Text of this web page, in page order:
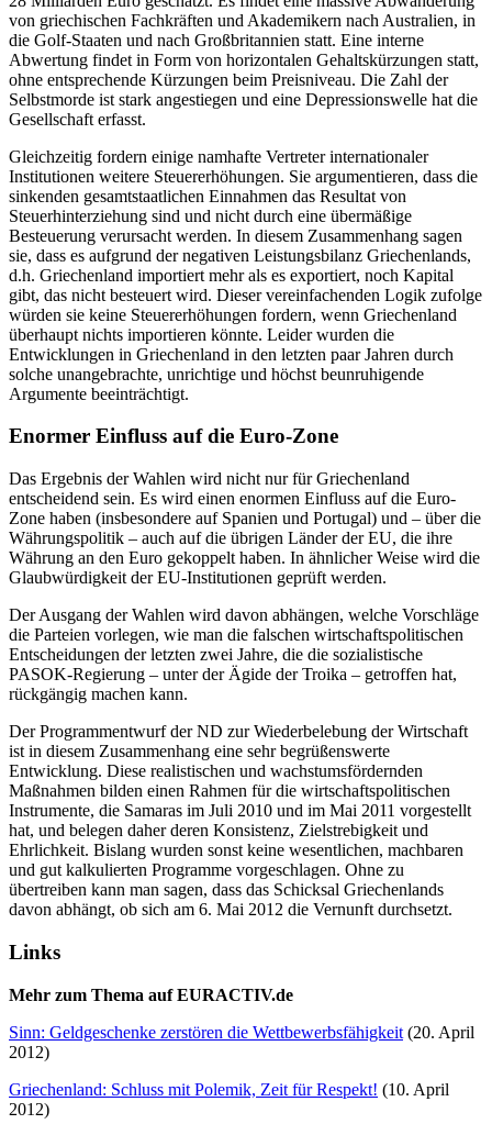
von griechischen Fachkräften und Akademikern nach Australien, in
die Golf-Staaten und nach Großbritannien statt. Eine interne
Abwertung findet in Form von horizontalen Gehaltskürzungen statt,
ohne entsprechende Kürzungen beim Preisniveau. Die Zahl der
Selbstmorde ist stark angestiegen und eine Depressionswelle hat die
Gesellschaft erfasst.
Gleichzeitig fordern einige namhafte Vertreter internationaler
Institutionen weitere Steuererhöhungen. Sie argumentieren, dass die
sinkenden gesamtstaatlichen Einnahmen das Resultat von
Steuerhinterziehung sind und nicht durch eine übermäßige
Besteuerung verursacht werden. In diesem Zusammenhang sagen
sie, dass es aufgrund der negativen Leistungsbilanz Griechenlands,
d.h. Griechenland importiert mehr als es exportiert, noch Kapital
gibt, das nicht besteuert wird. Dieser vereinfachenden Logik zufolge
würden sie keine Steuererhöhungen fordern, wenn Griechenland
überhaupt nichts importieren könnte. Leider wurden die
Entwicklungen in Griechenland in den letzten paar Jahren durch
solche unangebrachte, unrichtige und höchst beunruhigende
Argumente beeinträchtigt.
Enormer Einfluss auf die Euro-Zone
Das Ergebnis der Wahlen wird nicht nur für Griechenland
entscheidend sein. Es wird einen enormen Einfluss auf die Euro-
Zone haben (insbesondere auf Spanien und Portugal) und – über die
Währungspolitik – auch auf die übrigen Länder der EU, die ihre
Währung an den Euro gekoppelt haben. In ähnlicher Weise wird die
Glaubwürdigkeit der EU-Institutionen geprüft werden.
Der Ausgang der Wahlen wird davon abhängen, welche Vorschläge
die Parteien vorlegen, wie man die falschen wirtschaftspolitischen
Entscheidungen der letzten zwei Jahre, die die sozialistische
PASOK-Regierung – unter der Ägide der Troika – getroffen hat,
rückgängig machen kann.
Der Programmentwurf der ND zur Wiederbelebung der Wirtschaft
ist in diesem Zusammenhang eine sehr begrüßenswerte
Entwicklung. Diese realistischen und wachstumsfördernden
Maßnahmen bilden einen Rahmen für die wirtschaftspolitischen
Instrumente, die Samaras im Juli 2010 und im Mai 2011 vorgestellt
hat, und belegen daher deren Konsistenz, Zielstrebigkeit und
Ehrlichkeit. Bislang wurden sonst keine wesentlichen, machbaren
und gut kalkulierten Programme vorgeschlagen. Ohne zu
übertreiben kann man sagen, dass das Schicksal Griechenlands
davon abhängt, ob sich am 6. Mai 2012 die Vernunft durchsetzt.
Links
Mehr zum Thema auf EURACTIV.de
Sinn: Geldgeschenke zerstören die Wettbewerbsfähigkeit (20. April
2012)
Griechenland: Schluss mit Polemik, Zeit für Respekt! (10. April
2012)